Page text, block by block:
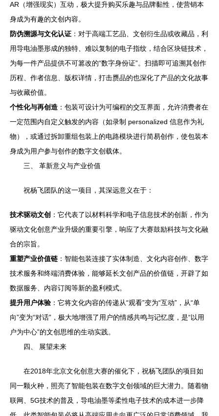
AR（增强现实）互动，极大提升购买乐趣与品牌黏性，使营销本
身成为有趣的文创内容。
防伪溯源与文化认证 ：对于高端工艺品、文创衍生品或收藏品，利
用导电油墨形成的独特、难以复制的电子指纹，结合区块链技术，
为每一件产品提供不可篡改的“数字身份证”。扫描即可追溯其创作
历程、作者信息、版权详情，打击赝品的也深化了产品的文化故事
与收藏价值。
个性化与再创造 ：包装可设计为可编程的交互界面，允许消费者在
一定范围内自定义触发的内容（如录制 personalized 信息作为礼
物），或通过拆卸重组包装上的电路模块进行简易创作，使包装本
身成为用户参与创作的数字文创载体。
三、 革新意义与产业价值
祝杨飞团队的这一项目，其深远意义在于：
技术驱动文创 ：它代表了以材料科学和电子信息技术的创新，作为
驱动文化创意产业升级的重要引擎，响应了大赛鼓励科技与文化融
合的宗旨。
重塑产业价值链 ：智能包装连接了实体制造、文化内容创作、数字
技术服务和终端消费体验，能够延长文创产品的价值链，开辟了如
数据服务、内容订阅等新的盈利模式。
提升用户体验 ：它将文化内容的传递从“观看”变为“互动”，从“单
向”变为“对话”，极大地增强了用户的情感共鸣与记忆度，是“以用
户为中心”的文创思维的生动实践。
四、 展望未来
在2018年北京文化创意大赛的催化下，祝杨飞团队的项目如
同一颗火种，照亮了智能包装在数字文创领域的巨大潜力。随着物
联网、5G技术的普及，导电油墨等柔性电子技术的成本进一步降